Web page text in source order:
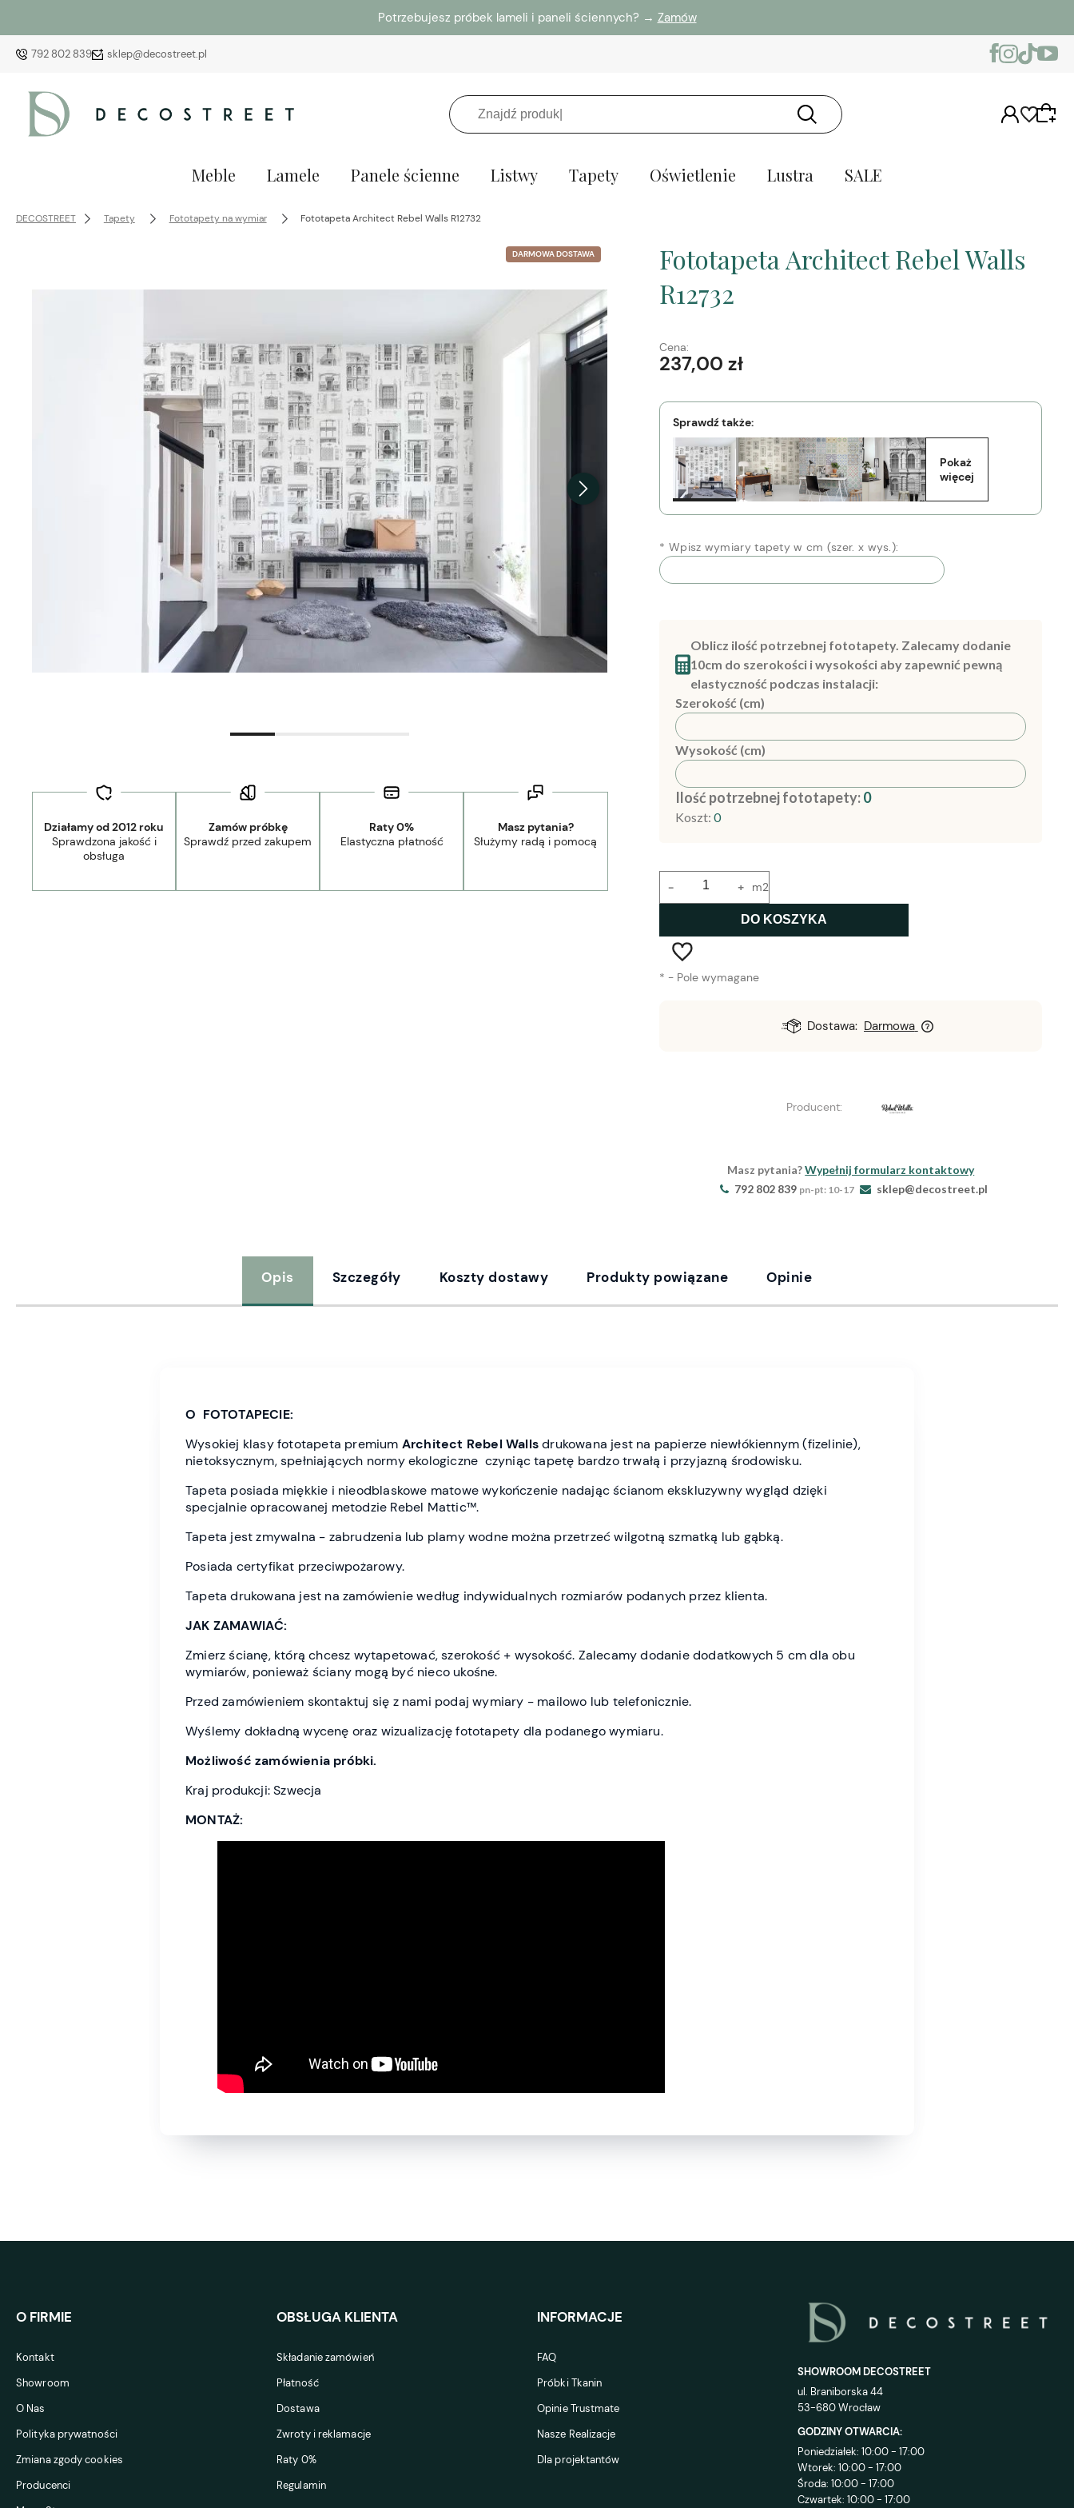
Potrzebujesz próbek lameli i paneli ściennych? → Zamów
792 802 839 sklep@decostreet.pl
Meble Lamele Panele ścienne Listwy Tapety Oświetlenie Lustra SALE
DECOSTREET Tapety Fototapety na wymiar Fototapeta Architect Rebel Walls R12732
DARMOWA DOSTAWA
Działamy od 2012 roku
Sprawdzona jakość i
obsługa
Zamów próbkę
Sprawdź przed zakupem
Raty 0%
Elastyczna płatność
Masz pytania?
Służymy radą i pomocą
Fototapeta Architect Rebel Walls
R12732
Cena:
237,00 zł
Sprawdź także:
Pokaż
więcej
* Wpisz wymiary tapety w cm (szer. x wys.):
Oblicz ilość potrzebnej fototapety. Zalecamy dodanie
10cm do szerokości i wysokości aby zapewnić pewną
elastyczność podczas instalacji:
Szerokość (cm)
Wysokość (cm)
Ilość potrzebnej fototapety:0
Koszt:0
+
- m2
DO KOSZYKA
* - Pole wymagane
Dostawa: Darmowa
Producent:
Masz pytania?Wypełnij formularz kontaktowy
792 802 839 pn-pt: 10-17 sklep@decostreet.pl
Opis Szczegóły Koszty dostawy Produkty powiązane Opinie
O FOTOTAPECIE:
Wysokiej klasy fototapeta premium Architect Rebel Wallsdrukowana jest na papierze niewłókiennym (fizelinie),
nietoksycznym, spełniających normy ekologiczne czyniąc tapetę bardzo trwałą i przyjazną środowisku.
Tapeta posiada miękkie i nieodblaskowe matowe wykończenie nadając ścianom ekskluzywny wygląd dzięki
specjalnie opracowanej metodzie Rebel Mattic™.
Tapeta jest zmywalna - zabrudzenia lub plamy wodne można przetrzeć wilgotną szmatką lub gąbką.
Posiada certyfikat przeciwpożarowy.
Tapeta drukowana jest na zamówienie według indywidualnych rozmiarów podanych przez klienta.
JAK ZAMAWIAĆ:
Zmierz ścianę, którą chcesz wytapetować, szerokość + wysokość. Zalecamy dodanie dodatkowych 5 cm dla obu
wymiarów, ponieważ ściany mogą być nieco ukośne.
Przed zamówieniem skontaktuj się z nami podaj wymiary - mailowo lub telefonicznie.
Wyślemy dokładną wycenę oraz wizualizację fototapety dla podanego wymiaru.
Możliwość zamówienia próbki.
Kraj produkcji: Szwecja
MONTAŻ:
O FIRMIE
Kontakt
Showroom
O Nas
Polityka prywatności
Zmiana zgody cookies
Producenci
OBSŁUGA KLIENTA
Składanie zamówień
Płatność
Dostawa
Zwroty i reklamacje
Raty 0%
Regulamin
INFORMACJE
FAQ
Próbki Tkanin
Opinie Trustmate
Nasze Realizacje
Dla projektantów
SHOWROOM DECOSTREET
ul. Braniborska 44
53-680 Wrocław
GODZINY OTWARCIA:
Poniedziałek: 10:00 - 17:00
Wtorek: 10:00 - 17:00
Środa: 10:00 - 17:00
Czwartek: 10:00 - 17:00